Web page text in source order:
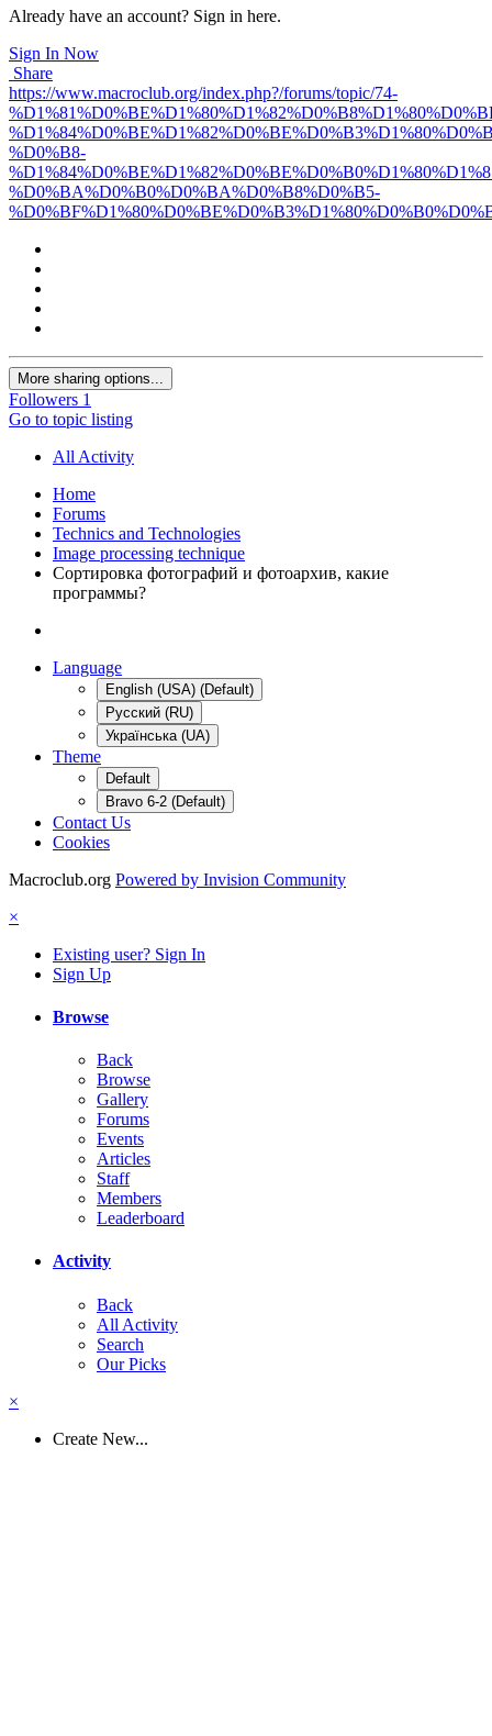
Already have an account? Sign in here.
Sign In Now
Share
https://www.macroclub.org/index.php?/forums/topic/74-
%D0%B8-
%D0%BA%D0%B0%D0%BA%D0%B8%D0%B5-
More sharing options...
Followers 1
Go to topic listing
All Activity
Home
Forums
Technics and Technologies
Image processing technique
Сортировка фотографий и фотоархив, какие
программы?
Language
English (USA) (Default)
Русский (RU)
Українська (UA)
Theme
Default
Bravo 6-2 (Default)
Contact Us
Cookies
Macroclub.org Powered by Invision Community
×
Existing user? Sign In
Sign Up
Browse
Back
Browse
Gallery
Forums
Events
Articles
Staff
Members
Leaderboard
Activity
Back
All Activity
Search
Our Picks
×
Create New...